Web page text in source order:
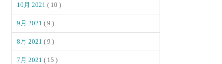
10月 2021( 10 )
9月 2021( 9 )
8月 2021( 9 )
7月 2021( 15 )